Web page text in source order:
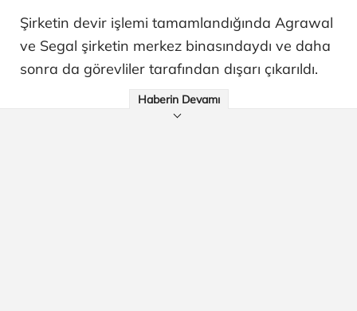
Şirketin devir işlemi tamamlandığında Agrawal
ve Segal şirketin merkez binasındaydı ve daha
sonra da görevliler tarafından dışarı çıkarıldı.
Haberin Devamı